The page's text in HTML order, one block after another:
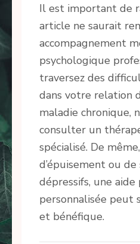
Il est important de
article ne saurait
accompagnement
psychologique
traversez des
dans votre relation
maladie chronique,
consulter un
spécialisé. De
d’épuisement ou
dépressifs, une
personnalisée peut
et bénéfique.